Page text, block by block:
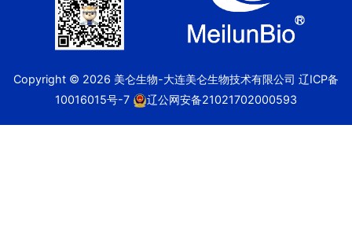
Copyright © 2026 美仑生物-大连美仑生物技术有限公司 辽ICP备
10016015号-7
辽公网安备21021702000593